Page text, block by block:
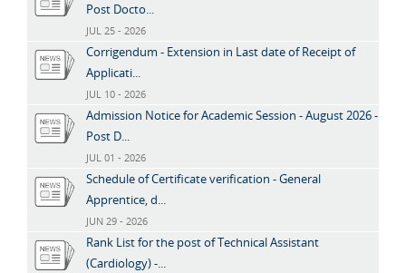
Post Docto...
JUL 25 - 2026
Corrigendum - Extension in Last date of Receipt of
Applicati...
JUL 10 - 2026
Admission Notice for Academic Session - August 2026 -
Post D...
JUL 01 - 2026
Schedule of Certificate verification - General
Apprentice, d...
JUN 29 - 2026
Rank List for the post of Technical Assistant
(Cardiology) -...